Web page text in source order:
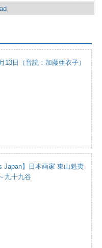
13日（音読：加藤亜衣子）
Japan】日本画家 東山魁夷
九十九谷